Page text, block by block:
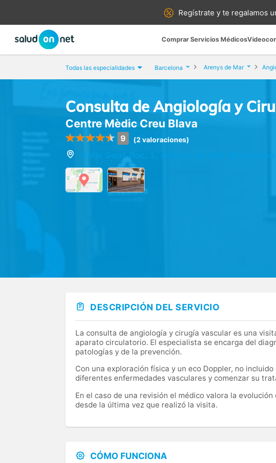
Regístrate yte regalamos
Comprar Servicios Médicos
Todas las especialidades Barcelona Arenys de Mar
Consulta de Angiología y
Centre Mèdic Creu Blava
9 (2 valoraciones)
DESCRIPCIÓN DEL SERVICIO
La consulta de angiología y cirugía vascular es una
aparato circulatorio. El especialista se encarga del
patologías y de la prevención.
Con una exploración física y un eco Doppler, no
diferentes enfermedades vasculares y comenzar su
En el caso de una revisión el médico valora la
desde la última vez que realizó la visita.
CÓMO FUNCIONA